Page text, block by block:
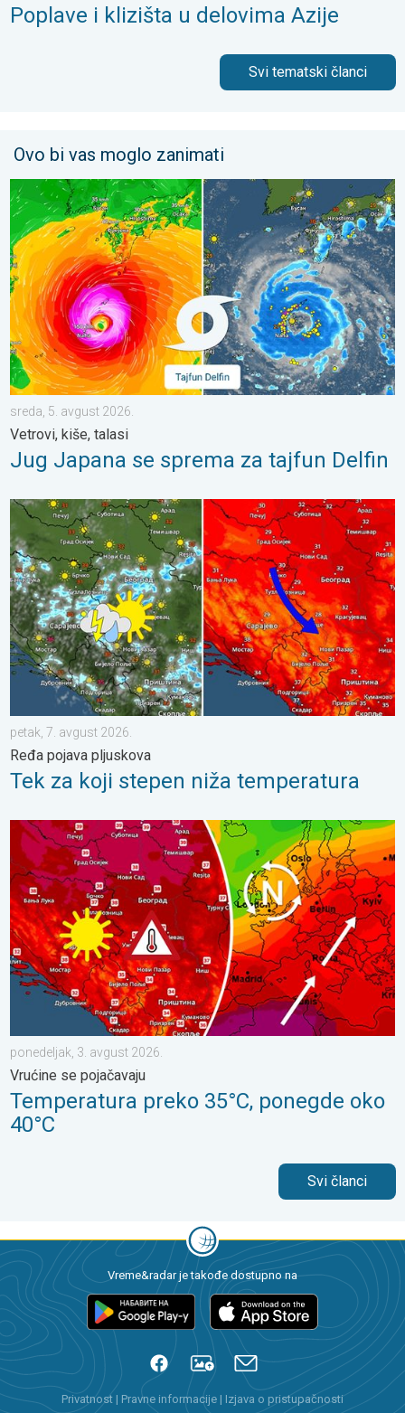
Poplave i klizišta u delovima Azije
Svi tematski članci
Ovo bi vas moglo zanimati
Jug Japana se sprema za tajfun Delfin. Vetrovi, kiše, talasi. . .
sreda, 5. avgust 2026.
Vetrovi, kiše, talasi
Jug Japana se sprema za tajfun Delfin
Tek za koji stepen niža temperatura. Ređa pojava pljuskova. .
petak, 7. avgust 2026.
Ređa pojava pljuskova
Tek za koji stepen niža temperatura
Temperatura preko 35°C, ponegde oko 40°C. Vrućine se
ponedeljak, 3. avgust 2026.
Vrućine se pojačavaju
Temperatura preko 35°C, ponegde oko
40°C
Svi članci
Vreme&radar je takođe dostupno na
Privatnost | Pravne informacije | Izjava o pristupačnosti